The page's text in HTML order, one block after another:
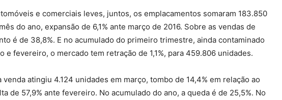
e comerciais leves, juntos, os emplacamentos somaram 183.850
do ano, expansão de 6,1% ante março de 2016. Sobre as vendas de
é de 38,8%. E no acumulado do primeiro trimestre, ainda contaminado
e fevereiro, o mercado tem retração de 1,1%, para 459.806 unidades.
venda atingiu 4.124 unidades em março, tombo de 14,4% em relação ao
de 57,9% ante fevereiro. No acumulado do ano, a queda é de 25,5%. No